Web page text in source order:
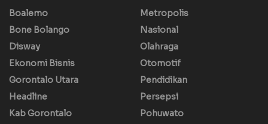
Boalemo
Bone Bolango
Disway
Ekonomi Bisnis
Gorontalo Utara
Headline
Kab Gorontalo
Metropolis
Nasional
Olahraga
Otomotif
Pendidikan
Persepsi
Pohuwato